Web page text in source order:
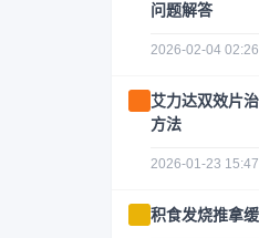
问题解答
2026-02-04
艾力达双效片
方法
2026-01-23
积食发烧推拿